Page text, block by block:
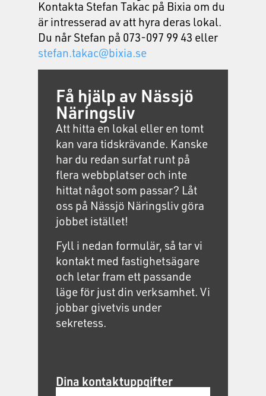
Kontakta Stefan Takac på Bixia om du
är intresserad av att hyra deras lokal.
Du når Stefan på 073-097 99 43 eller
stefan.takac@bixia.se
Få hjälp av Nässjö
Näringsliv
Att hitta en lokal eller en tomt
kan vara tidskrävande. Kanske
har du redan surfat runt på
flera webbplatser och inte
hittat något som passar? Låt
oss på Nässjö Näringsliv göra
jobbet istället!
Fyll i nedan formulär, så tar vi
kontakt med fastighetsägare
och letar fram ett passande
läge för just din verksamhet. Vi
jobbar givetvis under
sekretess.
Dina kontaktuppgifter